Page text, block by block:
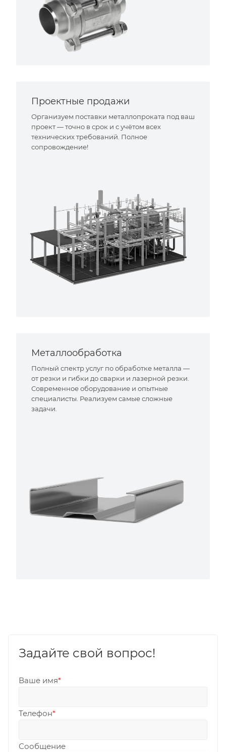
Проектные продажи
Организуем поставки металлопроката под ваш
проект — точно в срок и с учётом всех
технических требований. Полное
сопровождение!
Металлообработка
Полный спектр услуг по обработке металла —
от резки и гибки до сварки и лазерной резки.
Современное оборудование и опытные
специалисты. Реализуем самые сложные
задачи.
Задайте свой вопрос!
Ваше имя*
Телефон*
Сообщение